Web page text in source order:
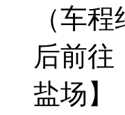
（车
后前往
盐场】